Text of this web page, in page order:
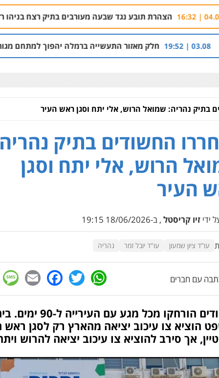
תובע נגד שבעה מעורבים בתיק רצח בניהו רזי בירושלים 13:37
חלק מאזור התעשייה ברמלה יהפוך למתחם מגורים עם 1,700 יחידות דיור
בתיק נהריה: שמואל הרוש, אלי יתח וסגן ראש העיר
החשודים בתיק
הרוש, אלי יתח וסגן
העיר
ידי זיו קריסטל , ב-18/06/2026 19:15
עו"ד ציון שמעון עו"ד יובל זמר נהריה
עם חברים WhatsApp
Twitter
החשודים הורחקו מכל מגע עם העירייה ל-90
הוציא צו עיכוב יציאה מהארץ רק לסגן ראש
אך סירב להוציא צו עיכוב יציאה להרוש